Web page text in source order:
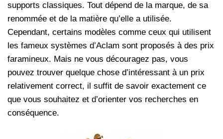
supports classiques. Tout dépend de la marque, de sa
renommée et de la matière qu’elle a utilisée.
Cependant, certains modèles comme ceux qui utilisent
les fameux systèmes d’Aclam sont proposés à des prix
faramineux. Mais ne vous découragez pas, vous
pouvez trouver quelque chose d’intéressant à un prix
relativement correct, il suffit de savoir exactement ce
que vous souhaitez et d’orienter vos recherches en
conséquence.